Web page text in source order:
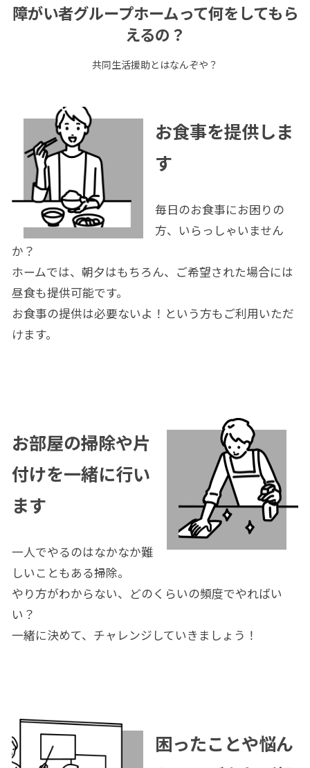
障がい者グループホームって何をしてもら
えるの？
共同生活援助とはなんぞや？
お食事を提供しま
す
毎日のお食事にお困りの
方、いらっしゃいません
か？
ホームでは、朝夕はもちろん、ご希望された場合には
昼食も提供可能です。
お食事の提供は必要ないよ！という方もご利用いただ
けます。
お部屋の掃除や片
付けを一緒に行い
ます
一人でやるのはなかなか難
しいこともある掃除。
やり方がわからない、どのくらいの頻度でやればい
い？
一緒に決めて、チャレンジしていきましょう！
困ったことや悩ん